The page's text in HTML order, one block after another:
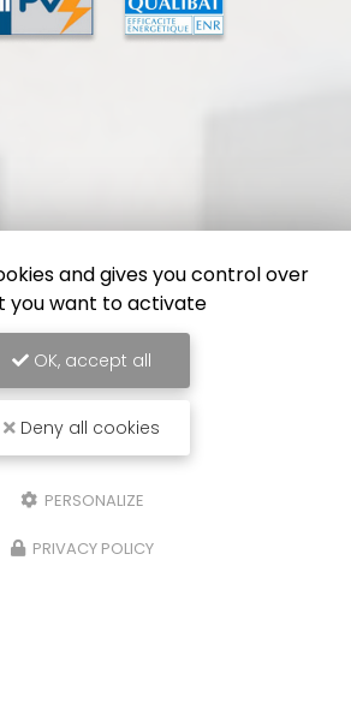
and gives you control over
you want to activate
OK, accept all
Deny all cookies
PERSONALIZE
PRIVACY POLICY